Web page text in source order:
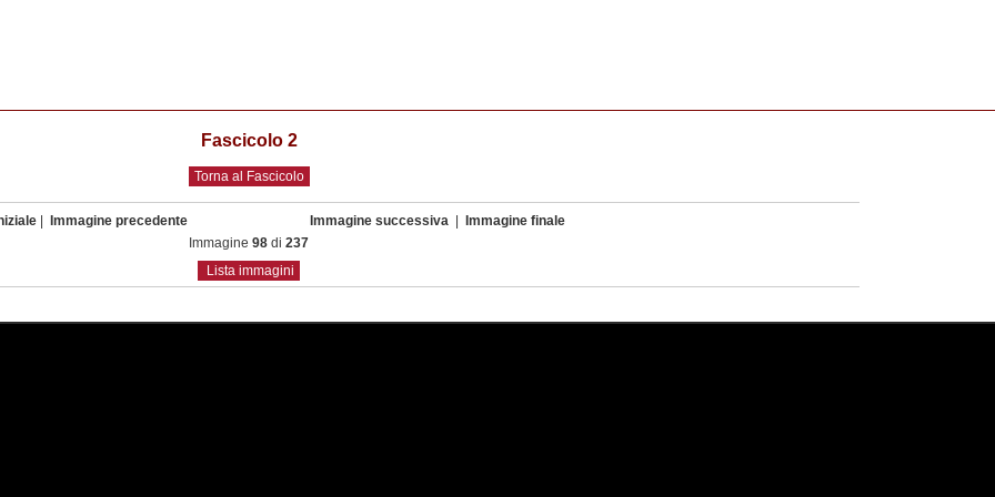
Fascicolo 2
Torna al Fascicolo
Immagine precedente Immagine successiva
Immagine finale
Immagine 98 di 237
Lista immagini